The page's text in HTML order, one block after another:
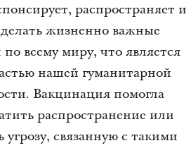
распространяет и
жизненно важные
всему миру, что является
нашей гуманитарной
Вакцинация помогла
распространение или
угрозу, связанную с такими